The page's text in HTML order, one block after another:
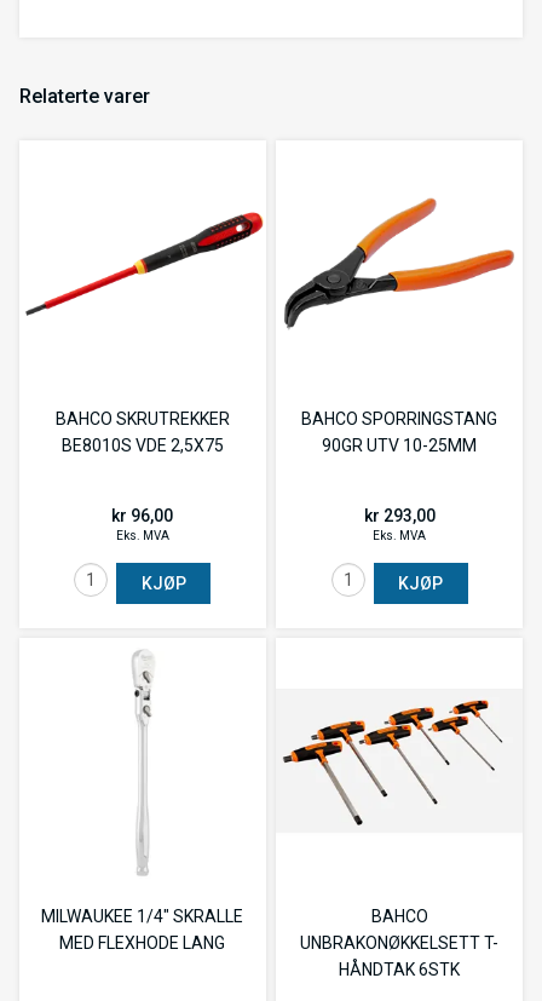
Relaterte varer
BAHCO SKRUTREKKER
BE8010S VDE 2,5X75
kr 96,00
Eks. MVA
KJØP
BAHCO SPORRINGSTANG
90GR UTV 10-25MM
kr 293,00
Eks. MVA
KJØP
MILWAUKEE 1/4" SKRALLE
MED FLEXHODE LANG
BAHCO
UNBRAKONØKKELSETT T-
HÅNDTAK 6STK